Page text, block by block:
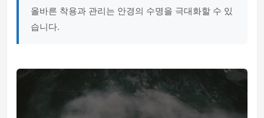
올바른 착용과 관리는 안경의 수명을 극대화할 수 있
습니다.